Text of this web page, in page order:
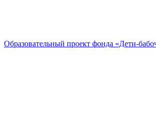
Образовательный проект фонда «Дети-